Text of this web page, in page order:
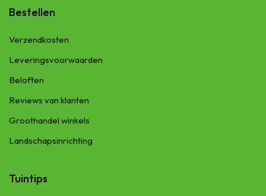
Bestellen
Verzendkosten
Leveringsvoorwaarden
Beloften
Reviews van klanten
Groothandel winkels
Landschapsinrichting
Tuintips